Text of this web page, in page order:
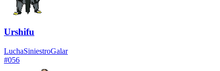
Urshifu
LuchaSiniestroGalar
#056